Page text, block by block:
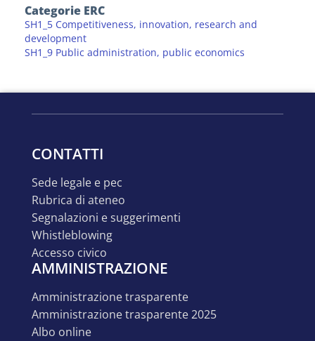
Categorie ERC
SH1_5 Competitiveness, innovation, research and
development
SH1_9 Public administration, public economics
CONTATTI
sede legale e pec
rubrica di ateneo
segnalazioni e suggerimenti
whistleblowing
accesso civico
AMMINISTRAZIONE
amministrazione trasparente
amministrazione trasparente 2025
albo online